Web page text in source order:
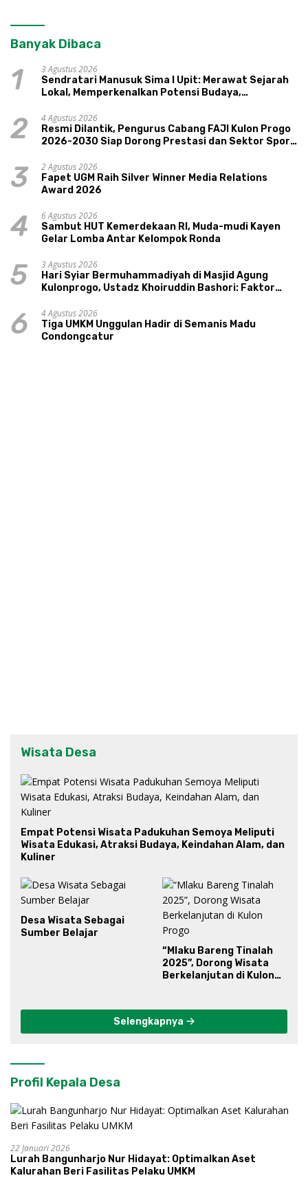
Banyak Dibaca
1
3 Agustus 2026
Sendratari Manusuk Sima I Upit: Merawat Sejarah
Lokal, Memperkenalkan Potensi Budaya,
2
4 Agustus 2026
Resmi Dilantik, Pengurus Cabang FAJI Kulon Progo
2026-2030 Siap Dorong Prestasi dan Sektor Sport
3
2 Agustus 2026
Fapet UGM Raih Silver Winner Media Relations
Award 2026
4
6 Agustus 2026
Sambut HUT Kemerdekaan RI, Muda-mudi Kayen
Gelar Lomba Antar Kelompok Ronda
5
3 Agustus 2026
Hari Syiar Bermuhammadiyah di Masjid Agung
Kulonprogo, Ustadz Khoiruddin Bashori: Faktor
6
4 Agustus 2026
Tiga UMKM Unggulan Hadir di Semanis Madu
Condongcatur
Wisata Desa
Empat Potensi Wisata Padukuhan Semoya Meliputi
Wisata Edukasi, Atraksi Budaya, Keindahan Alam, dan
Kuliner
Desa Wisata Sebagai
Sumber Belajar
“Mlaku Bareng Tinalah
2025”, Dorong Wisata
Berkelanjutan di Kulon
Selengkapnya
Profil Kepala Desa
22 Januari 2026
Lurah Bangunharjo Nur Hidayat: Optimalkan Aset
Kalurahan Beri Fasilitas Pelaku UMKM